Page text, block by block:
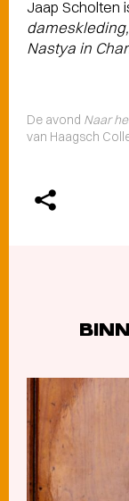
Jaap Scholten
Nastya in
De avond Naar
van Haagsch